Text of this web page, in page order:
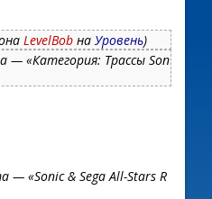
LevelBob на Уровень)
— «Категория: Трассы Son
— «Sonic & Sega All-Stars R